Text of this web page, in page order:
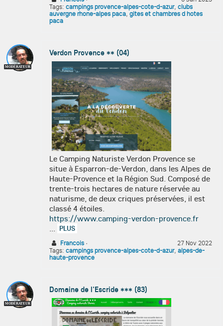
Tags: campings provence-alpes-cote-d-azur, clubs
auvergne rhone-alpes paca, gites et chambres d hotes
paca
MODÉRATEUR
Verdon Provence ** (04)
Le Camping Naturiste Verdon Provence se
situe à Esparron-de-Verdon, dans les Alpes de
Haute-Provence et la Région Sud. Composé de
trente-trois hectares de nature réservée au
naturisme, de deux criques préservées, il est
classé 4 étoiles.
https://www.camping-verdon-provence.fr
... PLUS
Francois 27 Nov 2022
·
Tags: campings provence-alpes-cote-d-azur, alpes-de-
haute-provence
MODÉRATEUR
Domaine de l'Escride *** (83)